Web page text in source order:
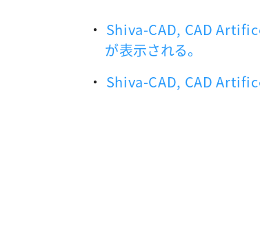
Shiva-CAD, CAD
が表示される。
Shiva-CAD, CAD